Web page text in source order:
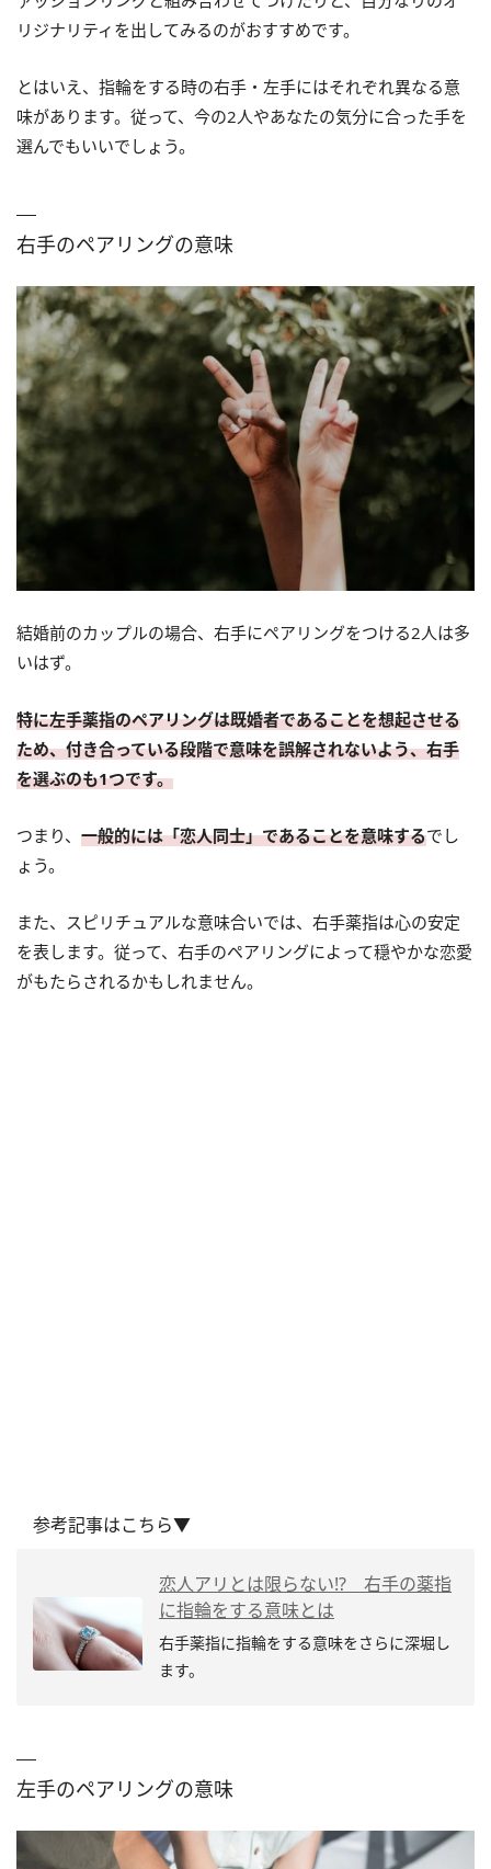
リジナリティを出してみるのがおすすめです。
とはいえ、指輪をする時の右手・左手にはそれぞれ異なる意
味があります。従って、今の2人やあなたの気分に合った手を
選んでもいいでしょう。
右手のペアリングの意味
結婚前のカップルの場合、右手にペアリングをつける2人は多
いはず。
特に左手薬指のペアリングは既婚者であることを想起させる
ため、付き合っている段階で意味を誤解されないよう、右手
を選ぶのも1つです。
つまり、 一般的には「恋人同士」であることを意味するでし
ょう。
また、スピリチュアルな意味合いでは、右手薬指は心の安定
を表します。従って、右手のペアリングによって穏やかな恋愛
がもたらされるかもしれません。
参考記事はこちら▼
恋人アリとは限らない!? 右手の薬指
に指輪をする意味とは
右手薬指に指輪をする意味をさらに深堀し
ます。
左手のペアリングの意味